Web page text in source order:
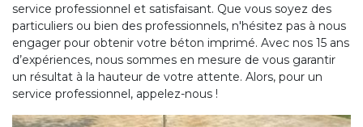
service professionnel et satisfaisant. Que vous soyez des
particuliers ou bien des professionnels, n'hésitez pas à nous
engager pour obtenir votre béton imprimé. Avec nos 15 ans
d’expériences, nous sommes en mesure de vous garantir
un résultat à la hauteur de votre attente. Alors, pour un
service professionnel, appelez-nous !